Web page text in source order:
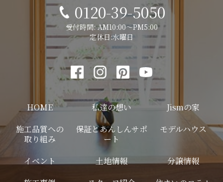
0120-39-5050
受付時間: AM10:00～PM5:00
定休日:水曜日
HOME 私達の想い
Jismの家
施工品質への
取り組み
保証とあんしんサポ
ート
モデルハウス
イベント 土地情報
分譲情報